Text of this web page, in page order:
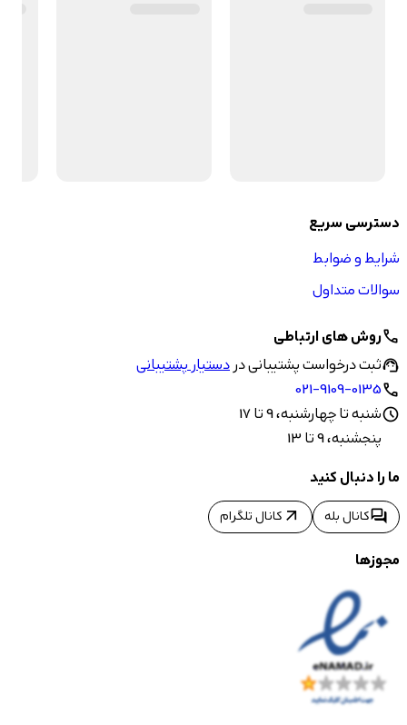
دسترسی سریع
شرایط و ضوابط
سوالات متداول
callروش های ارتباطی
support_agentثبت درخواست پشتیبانی دردستیار پشتیبانی
call
021-9109-0135
scheduleشنبه تا چهارشنبه، 9 تا 17
پنجشنبه، 9 تا 13
ما را دنبال کنید
forumکانال بله arrow_outward کانال تلگرام
مجوزها